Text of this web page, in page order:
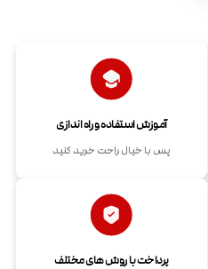
آموزش استفاده و راه اندازی
پس با خیال راحت خرید کنید
پرداخت با روش های مختلف